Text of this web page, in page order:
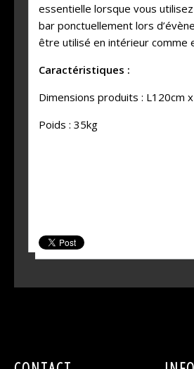
essentielle lorsque vous
bar ponctuellement lors
être utilisé en intérieur comme
Caractéristiques :
Dimensions produits : L120cm
Poids : 35kg